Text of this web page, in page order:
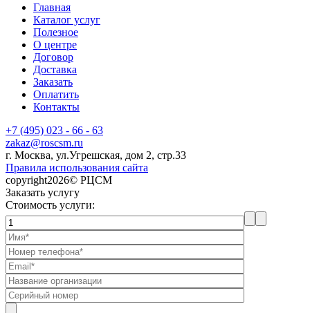
Главная
Каталог услуг
Полезное
О центре
Договор
Доставка
Заказать
Оплатить
Контакты
+7 (495) 023 - 66 - 63
zakaz@roscsm.ru
г. Москва, ул.Угрешская, дом 2, стр.33
Правила использования сайта
copyright2026© РЦСМ
Заказать услугу
Стоимость услуги: